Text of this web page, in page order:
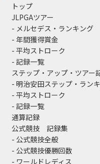
トップ
JLPGAツアー
- メルセデス・ランキング
- 年間獲得賞金
- 平均ストローク
- 記録一覧
ステップ・アップ・ツアー
- 明治安田ステップ・ラン
- 平均ストローク
- 記録一覧
通算記録
公式競技 記録集
- 公式競技全般
- 公式競技優勝回数
- ワールドレディス